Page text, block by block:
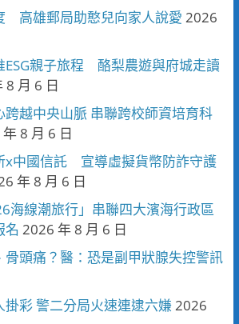
高雄郵局助憨兒向家人說愛 2026
ESG親子旅程 酪梨農遊與府城走讀
8 月 6 日
跨越中央山脈 串聯跨校師資培育科
8 月 6 日
x中國信託 宣導虛擬貨幣防詐守護
年 8 月 6 日
海線潮旅行」串聯四大濱海行政區
名 2026 年 8 月 6 日
骨頭痛？醫：恐是副甲狀腺失控警訊
彩 警二分局火速連逮六嫌2026